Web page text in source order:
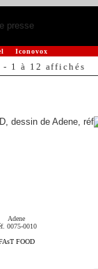
Iconovox
- 1 à 12 affichés
Adene
0075-0010
FOOD